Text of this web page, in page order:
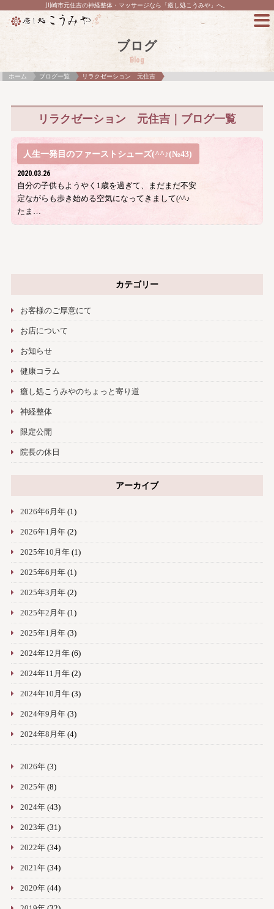
川崎市元住吉の神経整体・マッサージなら「癒し処こうみや」へ。
ブログ
Blog
ホーム ブログ一覧 リラクゼーション 元住吉
リラクゼーション 元住吉｜ブログ一覧
人生一発目のファーストシューズ(^^♪(№43)
2020.03.26
自分の子供もようやく1歳を過ぎて、まだまだ不安
定ながらも歩き始める空気になってきまして(^^♪
たま…
カテゴリー
お客様のご厚意にて
お店について
お知らせ
健康コラム
癒し処こうみやのちょっと寄り道
神経整体
限定公開
院長の休日
アーカイブ
2026年6月年(1)
2026年1月年(2)
2025年10月年(1)
2025年6月年(1)
2025年3月年(2)
2025年2月年(1)
2025年1月年(3)
2024年12月年(6)
2024年11月年(2)
2024年10月年(3)
2024年9月年(3)
2024年8月年(4)
2026年(3)
2025年(8)
2024年(43)
2023年(31)
2022年(34)
2021年(34)
2020年(44)